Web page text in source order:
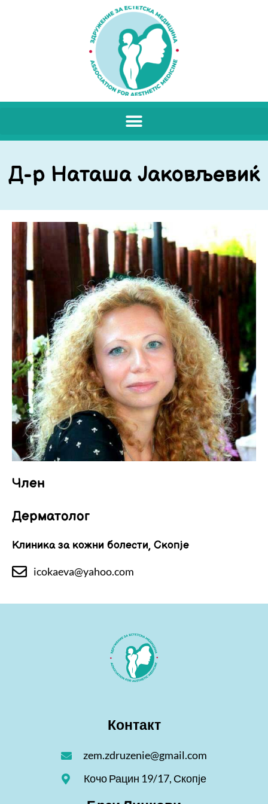
Д-р Наташа Јаковљевиќ
Член
Дерматолог
Клиника за кожни болести, Скопје
icokaeva@yahoo.com
Контакт
zem.zdruzenie@gmail.com
Кочо Рацин 19/17, Скопје